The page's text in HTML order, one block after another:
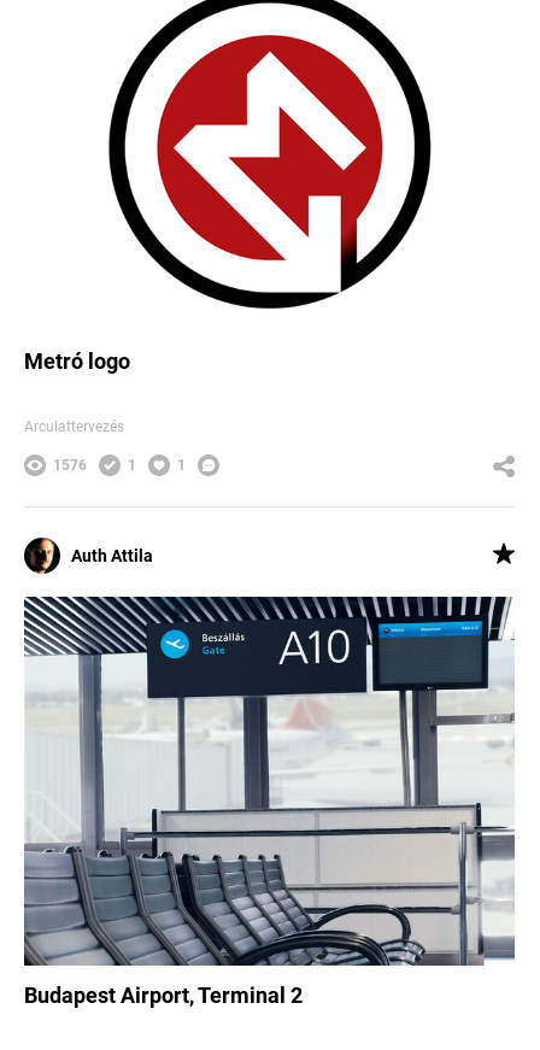
Metró logo
Arculattervezés
1576 1 1
Auth Attila
Budapest Airport, Terminal 2